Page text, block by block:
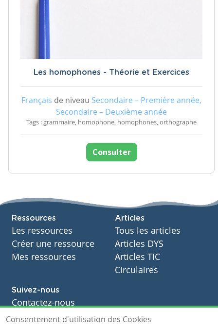
Les homophones - Théorie et Exercices
Français de niveau Secondaire – Première année,
Secondaire – Deuxième année
Tags : grammaire, homophone, homophones, orthographe
Consulter
Ressources
Les ressources
Créer une ressource
Mes ressources
Articles
Tous les articles
Articles DYS
Articles TIC
Circulaires
Suivez-nous
Contactez-nous
Soutien scolaire
Consentement d'utilisation des Cookies